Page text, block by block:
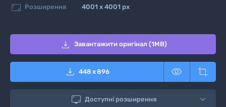
 Розширення 4001 x 4001 px
 Завантажити оригінал (1MB)
 448 x896  
 Доступні розширення